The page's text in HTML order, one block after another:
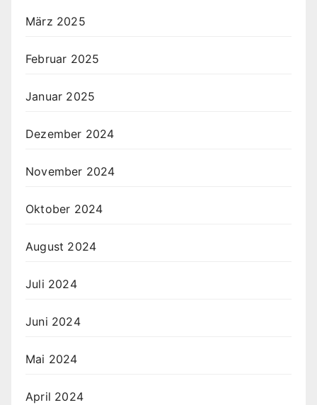
März 2025
Februar 2025
Januar 2025
Dezember 2024
November 2024
Oktober 2024
August 2024
Juli 2024
Juni 2024
Mai 2024
April 2024